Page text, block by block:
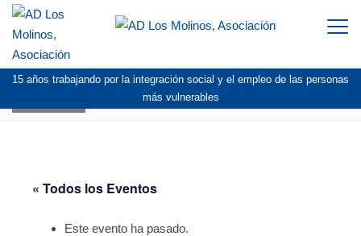
15 años trabajando por la integración social y el empleo de las personas
más vulnerables
« Todos los Eventos
Este evento ha pasado.